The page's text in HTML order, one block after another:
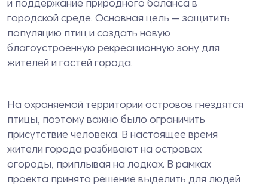
и поддержание природного баланса в
городской среде. Основная цель — защитить
популяцию птиц и создать новую
благоустроенную рекреационную зону для
жителей и гостей города.
На охраняемой территории островов гнездятся
птицы, поэтому важно было ограничить
присутствие человека. В настоящее время
жители города разбивают на островах
огороды, приплывая на лодках. В рамках
проекта принято решение выделить для людей